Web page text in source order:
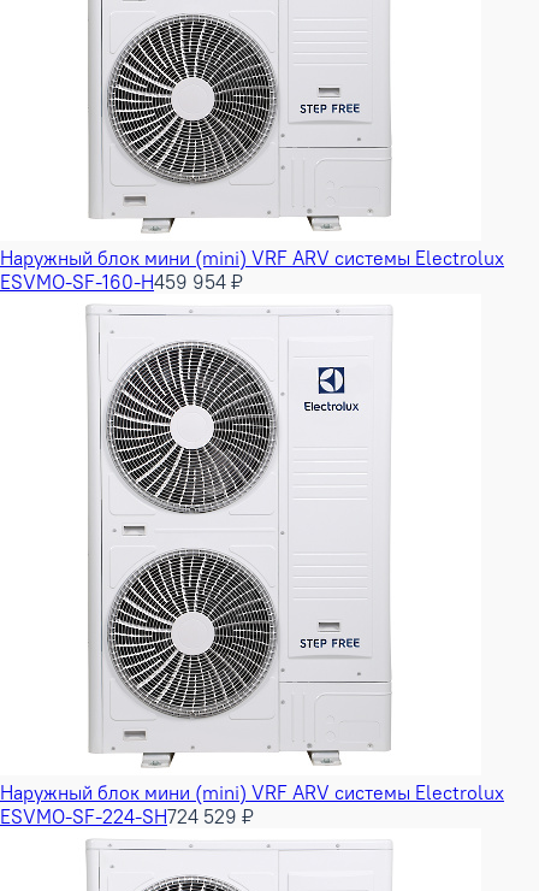
Наружный блок мини (mini) VRF ARV системы Electrolux
ESVMO-SF-160-H459 954 ₽
Наружный блок мини (mini) VRF ARV системы Electrolux
ESVMO-SF-224-SH724 529 ₽